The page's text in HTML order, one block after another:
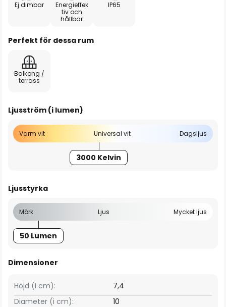
Ej dimbar
Energieffek
tiv och
hållbar
IP65
Perfekt för dessa rum
Balkong /
terrass
Ljusström (i lumen)
Varm vit Universal vit Dagsljus
3000 Kelvin
Ljusstyrka
Mörk Ljus Mycket ljus
50 Lumen
Dimensioner
Höjd (i cm):
7,4
Diameter (i cm):
10